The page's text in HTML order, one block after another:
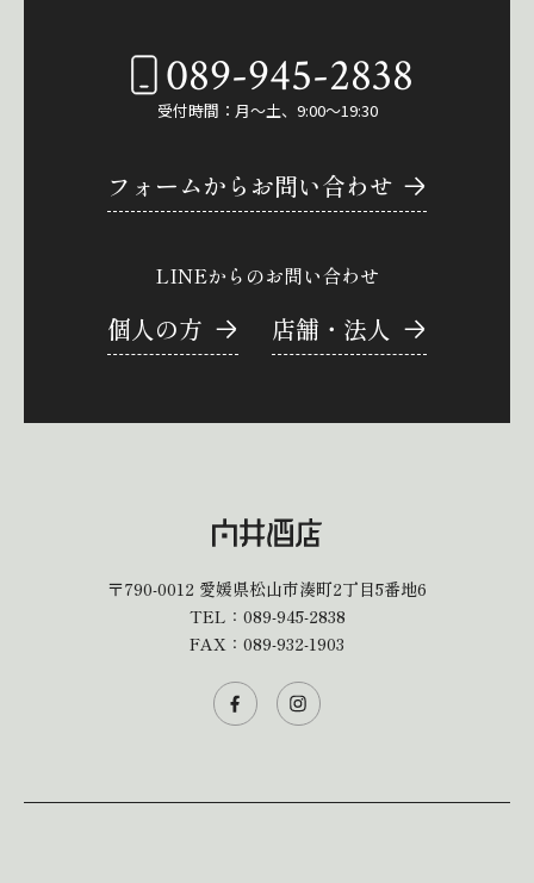
089-945-2838
受付時間：月～土、9:00～19:30
フォームからお問い合わせ
LINEからのお問い合わせ
個人の方 店舗・法人
〒790-0012 愛媛県松山市湊町2丁目5番地6
TEL： 089-945-2838
FAX：089-932-1903